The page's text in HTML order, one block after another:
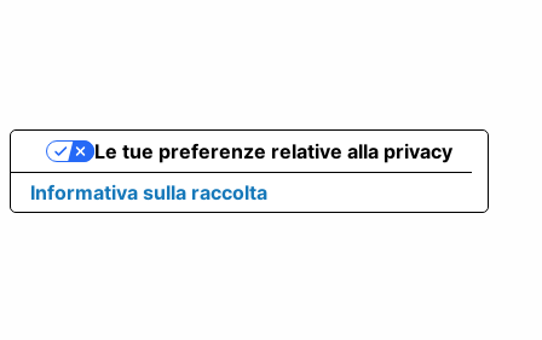
Informativa sulla raccolta
Le tue preferenze relative alla privacy